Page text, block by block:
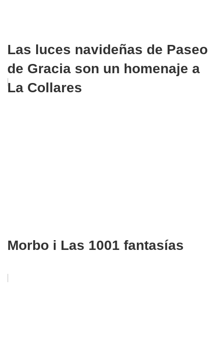
Las luces navideñas de Paseo
de Gracia son un homenaje a
La Collares
Morbo i Las 1001 fantasías